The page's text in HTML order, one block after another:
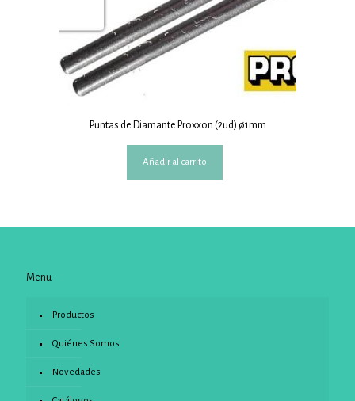
Puntas de Diamante Proxxon (2ud) ø1mm
Añadir al carrito
Menu
Productos
Quiénes Somos
Novedades